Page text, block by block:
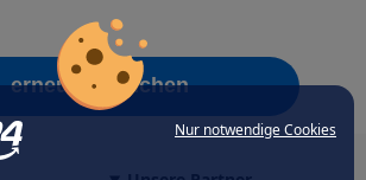
Nur notwendige Cookies
erneut versuchen